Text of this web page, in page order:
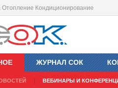
Отопление Кондиционирование
ВЕБИНАРЫ И
ЖУРНАЛ СОК
году в Москве
11:26 27